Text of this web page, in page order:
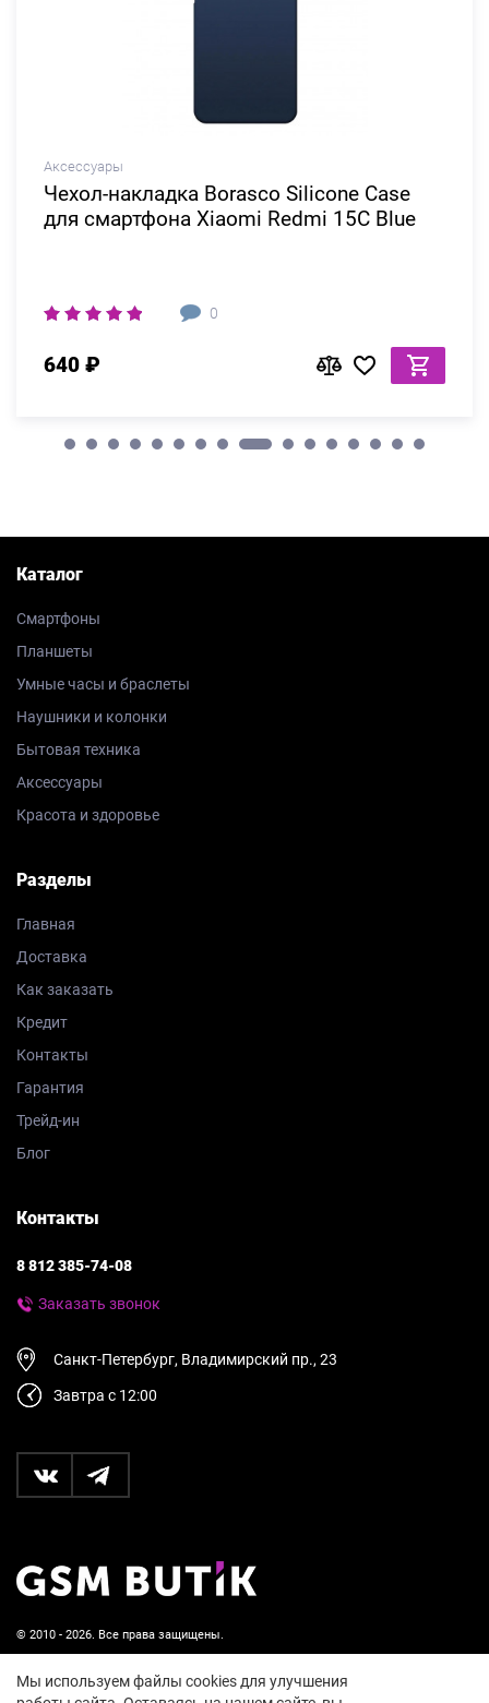
Аксессуары
Чехол-накладка Borasco Silicone Case
для смартфона Xiaomi Redmi 15C Blue
0
640 ₽
© 2010 - 2026. Все права защищены.
Пользовательское соглашение и политика
конфиденциальности
Каталог
Смартфоны
Планшеты
Умные часы и браслеты
Наушники и колонки
Бытовая техника
Аксессуары
Красота и здоровье
Разделы
Главная
Доставка
Как заказать
Кредит
Контакты
Гарантия
Трейд-ин
Блог
Контакты
8 812 385-74-08
Заказать звонок
Санкт-Петербург, Владимирский пр., 23
Завтра с 12:00
Мы используем файлы cookies для улучшения